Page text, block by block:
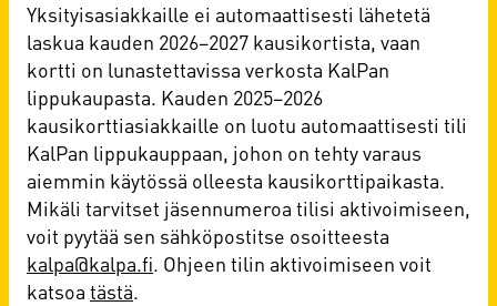
Yksityisasiakkaille ei automaattisesti lähetetä
laskua kauden 2026–2027 kausikortista, vaan
kortti on lunastettavissa verkosta KalPan
lippukaupasta. Kauden 2025–2026
kausikorttiasiakkaille on luotu automaattisesti tili
KalPan lippukauppaan, johon on tehty varaus
aiemmin käytössä olleesta kausikorttipaikasta.
Mikäli tarvitset jäsennumeroa tilisi aktivoimiseen,
voit pyytää sen sähköpostitse osoitteesta
kalpa@kalpa.fi. Ohjeen tilin aktivoimiseen voit
katsoa tästä.